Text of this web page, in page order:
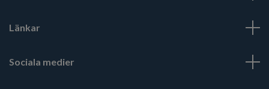
Länkar
Sociala medier